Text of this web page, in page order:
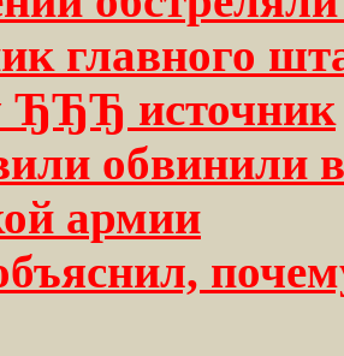
главного
ЂЂЂ источник
обвинили в
армии